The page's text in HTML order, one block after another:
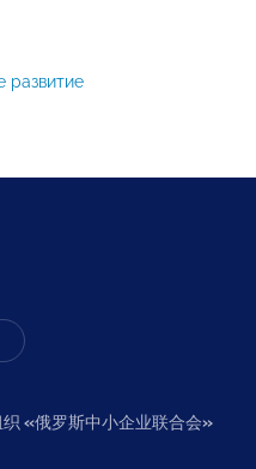
развитие
«俄罗斯中小企业联合会»